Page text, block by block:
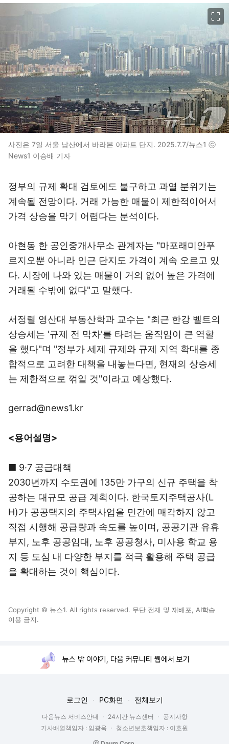
사진은 7일 서울 남산에서 바라본 아파트 단지. 2025.7.7/뉴스1 ⓒ
News1 이승배 기자
정부의 규제 확대 검토에도 불구하고 과열 분위기는
계속될 전망이다. 거래 가능한 매물이 제한적이어서
가격 상승을 막기 어렵다는 분석이다.
아현동 한 공인중개사무소 관계자는 "마포래미안푸
르지오뿐 아니라 인근 단지도 가격이 계속 오르고 있
다. 시장에 나와 있는 매물이 거의 없어 높은 가격에
거래될 수밖에 없다"고 말했다.
서정렬 영산대 부동산학과 교수는 "최근 한강 벨트의
상승세는 '규제 전 막차'를 타려는 움직임이 큰 역할
을 했다"며 "정부가 세제 규제와 규제 지역 확대를 종
합적으로 고려한 대책을 내놓는다면, 현재의 상승세
는 제한적으로 꺾일 것"이라고 예상했다.
gerrad@news1.kr
<용어설명>
■ 9·7 공급대책
2030년까지 수도권에 135만 가구의 신규 주택을 착
공하는 대규모 공급 계획이다. 한국토지주택공사(L
H)가 공공택지의 주택사업을 민간에 매각하지 않고
직접 시행해 공급량과 속도를 높이며, 공공기관 유휴
부지, 노후 공공임대, 노후 공공청사, 미사용 학교 용
지 등 도심 내 다양한 부지를 적극 활용해 주택 공급
을 확대하는 것이 핵심이다.
Copyright © 뉴스1. All rights reserved. 무단 전재 및 재배포, AI학습
이용 금지.
뉴스 밖 이야기, 다음 커뮤니티 웹에서 보기
로그인 PC화면 전체보기
다음뉴스 서비스안내 24시간 뉴스센터
공지사항
기사배열책임자 : 임광욱
청소년보호책임자 : 이호원